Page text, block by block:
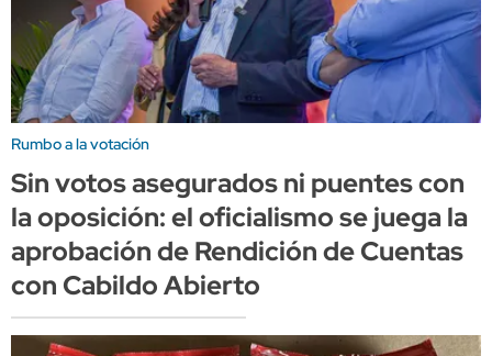
Rumbo a la votación
Sin votos asegurados ni puentes con
la oposición: el oficialismo se juega la
aprobación de Rendición de Cuentas
con Cabildo Abierto